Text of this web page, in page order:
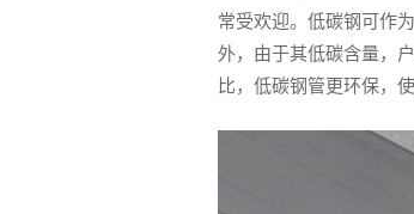
常受欢迎。低碳钢可作
外，由于其低碳含量，
比，低碳钢管更环保，